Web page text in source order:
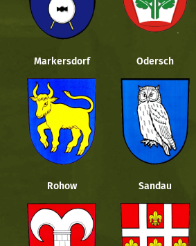
Markersdorf Odersch
Rohow Sandau